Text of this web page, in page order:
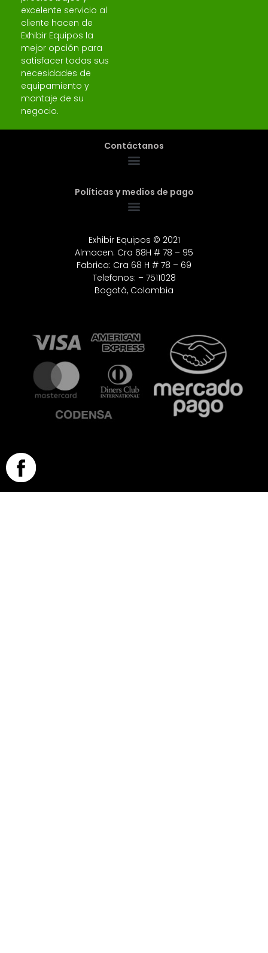
excelente servicio al
cliente hacen de
Exhibir Equipos la
mejor opción para
satisfacer todas sus
necesidades de
equipamiento y
montaje de su
negocio.
Contáctanos
Políticas y medios de pago
Exhibir Equipos © 2021
Almacen: Cra 68H # 78 – 95
Fabrica: Cra 68 H # 78 – 69
Telefonos: – 7511028
Bogotá, Colombia